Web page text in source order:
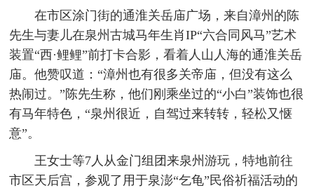
在市区涂门街的通淮关岳庙广场，来自漳州的陈
先生与妻儿在泉州古城马年生肖IP“六合同风马”艺术
装置“西·鲤鲤”前打卡合影，看着人山人海的通淮关岳
庙。他赞叹道：“漳州也有很多关帝庙，但没有这么
热闹过。”陈先生称，他们刚乘坐过的“小白”装饰也很
有马年特色，“泉州很近，自驾过来转转，轻松又惬
意”。
王女士等7人从金门组团来泉州游玩，特地前往
市区天后宫，参观了用于泉澎“乞龟”民俗祈福活动的